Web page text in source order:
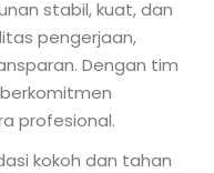
stabil, kuat, dan
pengerjaan,
Dengan tim
profesional.
kokoh dan tahan